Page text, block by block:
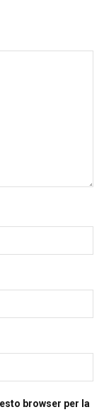
browser per la